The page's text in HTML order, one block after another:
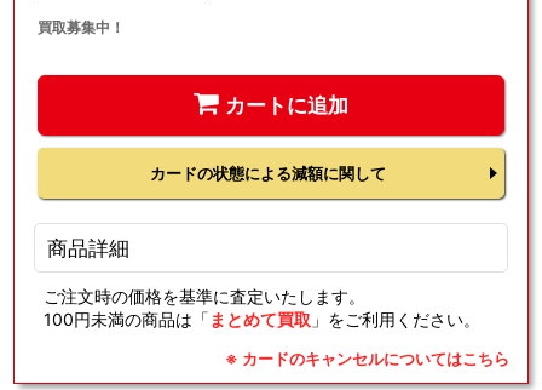
買取募集中！
カートに追加
カードの状態による減額に関して
商品詳細
ご注文時の価格を基準に査定いたします。
100円未満の商品は「 まとめて買取 」をご利用ください。
※ カードのキャンセルについてはこちら